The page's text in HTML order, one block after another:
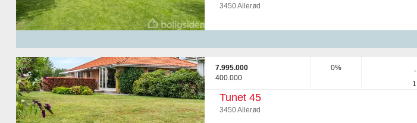
3450 Allerød
7.995.000
400.000
0% -
1
Tunet 45
3450 Allerød